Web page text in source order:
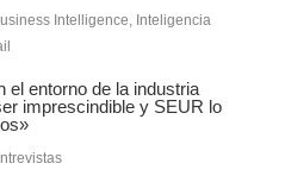
Intelligence Inteligencia
el entorno de la industria
imprescindible y SEUR lo